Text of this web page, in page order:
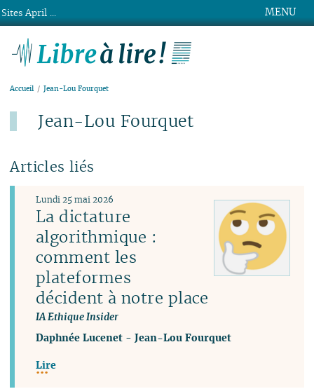
MENU
Accueil Jean-Lou Fourquet
Jean-Lou Fourquet
Articles liés
La dictature
algorithmique :
comment les
plateformes
décident à notre place
IA Ethique Insider
Lundi 25 mai 2026
Daphnée Lucenet -Jean-Lou Fourquet
Lire
Sites April ...